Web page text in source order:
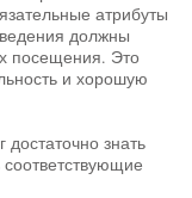
атрибуты
должны
посещения. Это
и хорошую
знать